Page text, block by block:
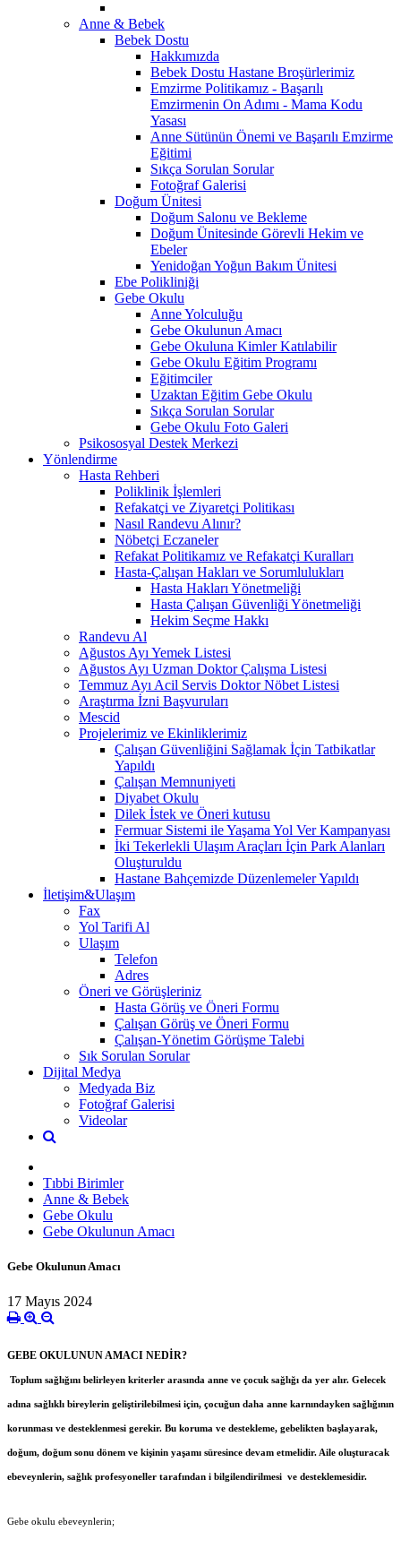
Anne & Bebek
Bebek Dostu
Hakkımızda
Bebek Dostu Hastane Broşürlerimiz
Emzirme Politikamız - Başarılı
Emzirmenin On Adımı - Mama Kodu
Yasası
Anne Sütünün Önemi ve Başarılı Emzirme
Eğitimi
Sıkça Sorulan Sorular
Fotoğraf Galerisi
Doğum Ünitesi
Doğum Salonu ve Bekleme
Doğum Ünitesinde Görevli Hekim ve
Ebeler
Yenidoğan Yoğun Bakım Ünitesi
Ebe Polikliniği
Gebe Okulu
Anne Yolculuğu
Gebe Okulunun Amacı
Gebe Okuluna Kimler Katılabilir
Gebe Okulu Eğitim Programı
Eğitimciler
Uzaktan Eğitim Gebe Okulu
Sıkça Sorulan Sorular
Gebe Okulu Foto Galeri
Psikososyal Destek Merkezi
Yönlendirme
Hasta Rehberi
Poliklinik İşlemleri
Refakatçi ve Ziyaretçi Politikası
Nasıl Randevu Alınır?
Nöbetçi Eczaneler
Refakat Politikamız ve Refakatçi Kuralları
Hasta-Çalışan Hakları ve Sorumlulukları
Hasta Hakları Yönetmeliği
Hasta Çalışan Güvenliği Yönetmeliği
Hekim Seçme Hakkı
Randevu Al
Ağustos Ayı Yemek Listesi
Ağustos Ayı Uzman Doktor Çalışma Listesi
Temmuz Ayı Acil Servis Doktor Nöbet Listesi
Araştırma İzni Başvuruları
Mescid
Projelerimiz ve Ekinliklerimiz
Çalışan Güvenliğini Sağlamak İçin Tatbikatlar
Yapıldı
Çalışan Memnuniyeti
Diyabet Okulu
Dilek İstek ve Öneri kutusu
Fermuar Sistemi ile Yaşama Yol Ver Kampanyası
İki Tekerlekli Ulaşım Araçları İçin Park Alanları
Oluşturuldu
Hastane Bahçemizde Düzenlemeler Yapıldı
İletişim&Ulaşım
Fax
Yol Tarifi Al
Ulaşım
Telefon
Adres
Öneri ve Görüşleriniz
Hasta Görüş ve Öneri Formu
Çalışan Görüş ve Öneri Formu
Çalışan-Yönetim Görüşme Talebi
Sık Sorulan Sorular
Dijital Medya
Medyada Biz
Fotoğraf Galerisi
Videolar
Tıbbi Birimler
Anne & Bebek
Gebe Okulu
Gebe Okulunun Amacı
Gebe Okulunun Amacı
17 Mayıs 2024
GEBE OKULUNUN AMACI NEDİR?
Toplum sağlığını belirleyen kriterler arasında anne ve çocuk sağlığı da yer alır. Gelecek
adına sağlıklı bireylerin geliştirilebilmesi için, çocuğun daha anne karnındayken sağlığının
korunması ve desteklenmesi gerekir. Bu koruma ve destekleme, gebelikten başlayarak,
doğum, doğum sonu dönem ve kişinin yaşamı süresince devam etmelidir. Aile oluşturacak
ebeveynlerin, sağlık profesyoneller tarafından i bilgilendirilmesi ve desteklemesidir.
Gebe okulu ebeveynlerin;